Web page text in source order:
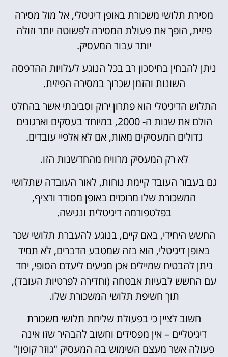
מסירת תלושי משכורת באופן דיגיטלי, אל מול מסירה
פיזית, הופך את פעולת המסירה לפשוטה יותר וזולה
יותר עבור המעסיק.
ניתן להבחין בחיסכון רב בכל הנוגע לעלויות ההדפסה
השונות והזמן שכרוך במסירה הפיזית.
התלוש הדיגיטלי הוא פתרון ירוק וסביבתי אשר בהחלט
הולם את שנות ה- 2000, במיוחד בעסקים וארגונים
גדולים המעסיקים מאות, אם לא אלפיי עובדים.
לא רק המעסיק מרוויח מהחדשנות הזו.
גם בעבור העובד קיימת נוחות, לאור העובדה שתלושי
המשכורת שלו מרוכזים באופן מסודר ורציף,
בפלטפורמה דיגיטלית ונגישה.
החשש היחידי, באם קיים, בנוגע להעברת תלושי שכר
באופן דיגיטלי, הוא בזה שמטבע הדברים, לא תמיד
ניתן להבטיח שמיילים אכן מגיעים ליעדם הסופי, יחד
עם החשש לבעיות אבטחה (וחדירה לפרטיות העובד),
תוך חשיפת תלושי המשכורת שלו.
חשוב לציין כי בפעולת שליחת תלושי משכורת
דיגיטליים – אין מפסידים וחשוב להבהיר שזו אינה
פעולה אשר מעצם השימוש בה המעסיק "גוזר קופון"